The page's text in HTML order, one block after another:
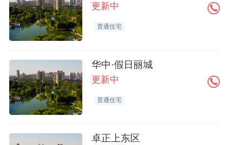
更新中
普通住宅
华中·假日丽城
更新中
普通住宅
卓正上东区